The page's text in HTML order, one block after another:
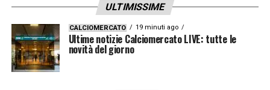
ULTIMISSIME
CALCIOMERCATO 19 minuti ago
Ultime notizie Calciomercato LIVE: tutte le
novità del giorno